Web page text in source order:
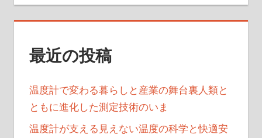
ジ
り最近の投稿
温度計で変わる暮らしと産業の舞台裏人類と
ともに進化した測定技術のいま
温度計が支える見えない温度の科学と快適安